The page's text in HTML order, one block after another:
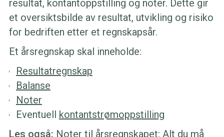
resultat, kontantoppstilling og noter. Dette gir
et oversiktsbilde av resultat, utvikling og risiko
for bedriften etter et regnskapsår.
Et årsregnskap skal inneholde:
Resultatregnskap
Balanse
Noter
Eventuell kontantstrømoppstilling
Les også: Noter til årsregnskapet: Alt du må